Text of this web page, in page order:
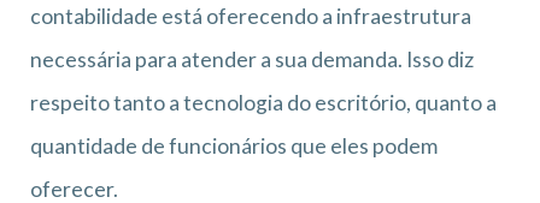
contabilidade está oferecendo a infraestrutura
necessária para atender a sua demanda. Isso diz
respeito tanto a tecnologia do escritório, quanto a
quantidade de funcionários que eles podem
oferecer.